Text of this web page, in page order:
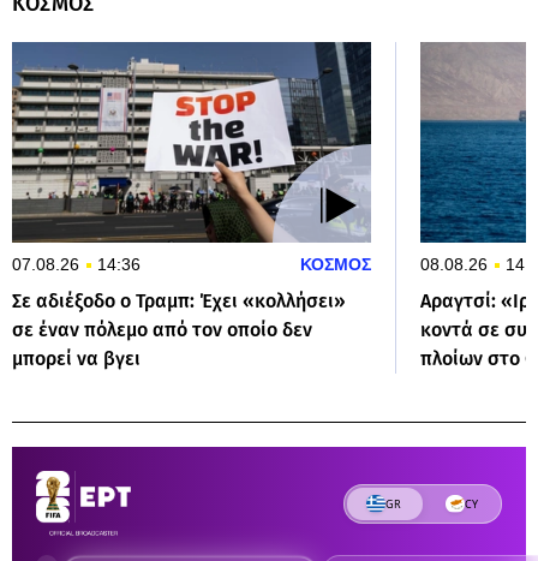
07.08.26 14:36 ΚΟΣΜΟΣ
Σε αδιέξοδο ο Τραμπ: Έχει «κολλήσει»
σε έναν πόλεμο από τον οποίο δεν
μπορεί να βγει
08.08.26
Αραγτσί:
κοντά σε
πλοίων στο